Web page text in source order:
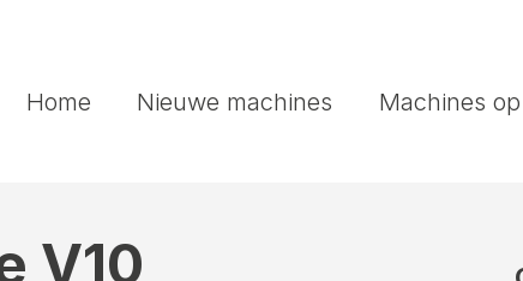
Home Nieuwe machines Machines
V10